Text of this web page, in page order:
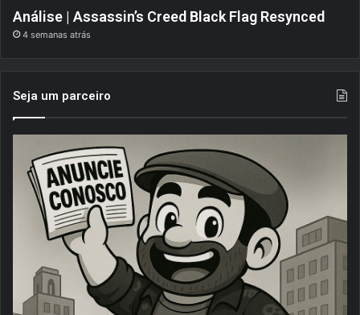
Análise | Assassin’s Creed Black Flag Resynced
4 semanas atrás
Seja um parceiro